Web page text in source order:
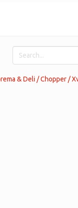
& Deli / Chopper /